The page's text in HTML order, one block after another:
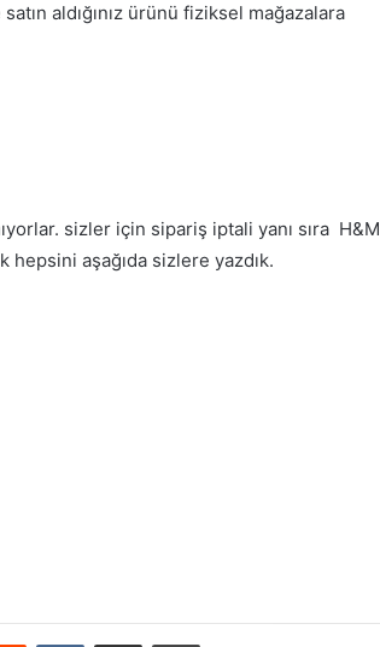
aldığınız ürünü fiziksel mağazalara
sizler için sipariş iptali yanı sıra H&M
hepsini aşağıda sizlere yazdık.